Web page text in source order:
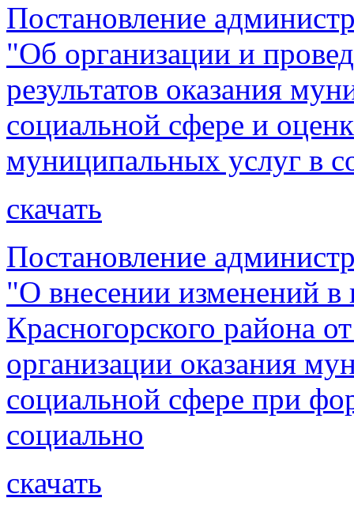
Постановление
"Об организации и
результатов оказания
социальной сфере и
муниципальных услуг в
скачать
Постановление
"О внесении изменений
Красногорского района
организации оказания
социальной сфере при
социально
скачать